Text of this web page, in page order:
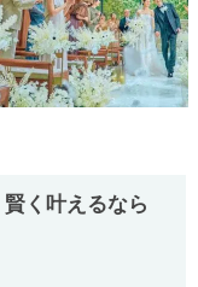
く叶えるなら